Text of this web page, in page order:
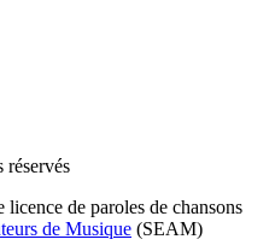
licence de paroles de chansons
de Musique (SEAM)